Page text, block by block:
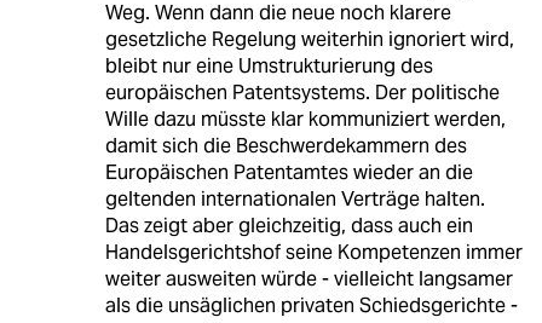
Weg. Wenn dann die neue noch klarere
gesetzliche Regelung weiterhin ignoriert wird,
bleibt nur eine Umstrukturierung des
europäischen Patentsystems. Der politische
Wille dazu müsste klar kommuniziert werden,
damit sich die Beschwerdekammern des
Europäischen Patentamtes wieder an die
geltenden internationalen Verträge halten.
Das zeigt aber gleichzeitig, dass auch ein
Handelsgerichtshof seine Kompetenzen immer
weiter ausweiten würde - vielleicht langsamer
als die unsäglichen privaten Schiedsgerichte -